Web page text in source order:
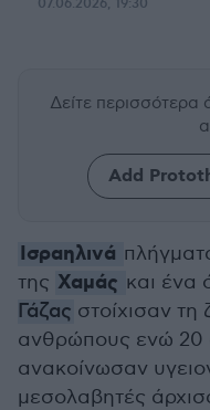
07.06.2026, 19:30
Δείτε
Add
Ισραηλινά
της Χαμάς και ένα
Γάζας στοίχισαν
ανθρώπους ενώ 20
ανακοίνωσαν
μεσολαβητές